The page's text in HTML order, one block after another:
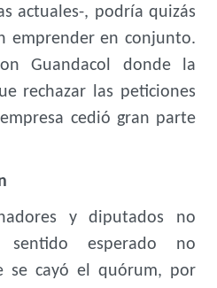
actuales-, podría quizás
emprender en conjunto.
Guandacol donde la
rechazar las peticiones
cedió gran parte
y diputados no
esperado no
se cayó el quórum, por